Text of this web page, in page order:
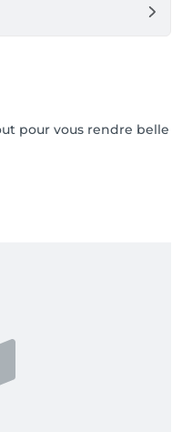
pour vous rendre belle